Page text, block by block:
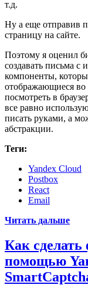
т.д.
Ну а еще отправив
страницу на сайте.
Поэтому я оценил
создавать письма с
компоненты,
отображающиеся
посмотреть в
все равно
писать руками, а
абстракции.
Теги:
Yandex Cloud
Postbox
React
Email
Читать дальше
Как
помощью